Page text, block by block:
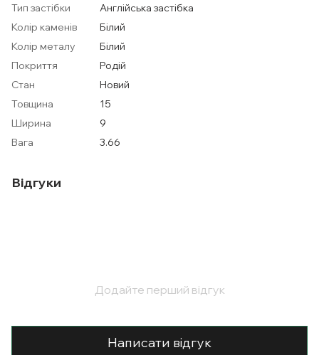
Тип застібки
Англійська застібка
Колір каменів
Білий
Колір металу
Білий
Покриття
Родій
Стан
Новий
Товщина
15
Ширина
9
Вага
3.66
Відгуки
Додайте перший відгук
Написати відгук